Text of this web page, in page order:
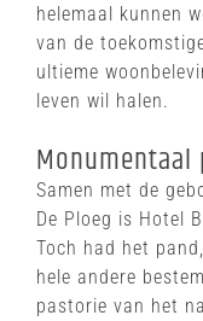
helemaal kunnen
van de
ultieme
leven wil halen.
Monumentaal
Samen met de
De Ploeg is Hotel
Toch had het
hele andere
pastorie van het